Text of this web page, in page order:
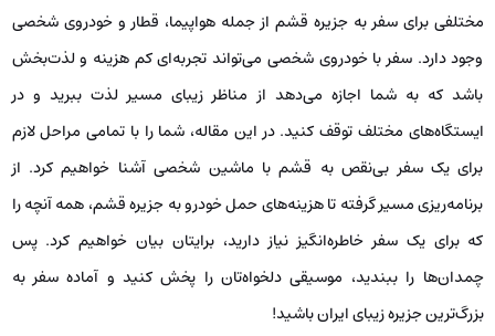
مختلفی برای سفر به جزیره قشم از جمله هواپیما، قطار و خودروی شخصی
وجود دارد. سفر با خودروی شخصی می‌تواند تجربه‌ای کم هزینه و لذت‌بخش
باشد که به شما اجازه می‌دهد از مناظر زیبای مسیر لذت ببرید و در
ایستگاه‌های مختلف توقف کنید. در این مقاله، شما را با تمامی مراحل لازم
برای یک سفر بی‌نقص به قشم با ماشین شخصی آشنا خواهیم کرد. از
برنامه‌ریزی مسیر گرفته تا هزینه‌های حمل خودرو به جزیره قشم، همه آنچه را
که برای یک سفر خاطره‌انگیز نیاز دارید، برایتان بیان خواهیم کرد. پس
چمدان‌ها را ببندید، موسیقی دلخواه‌تان را پخش کنید و آماده‌ سفر به
بزرگ‌ترین جزیره زیبای ایران باشید!